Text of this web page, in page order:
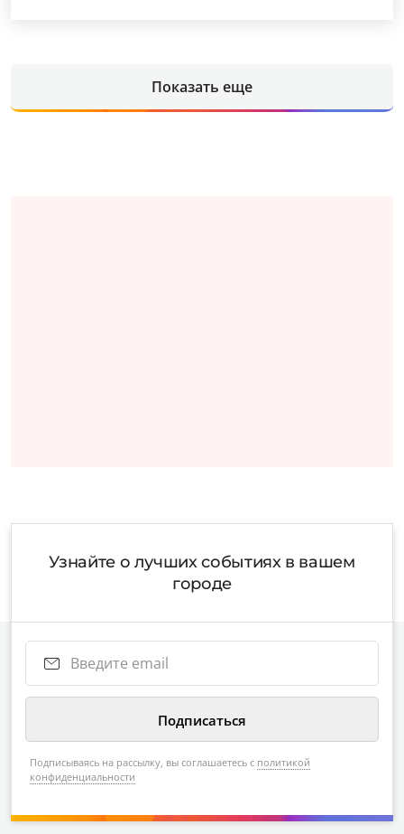
Показать еще
Узнайте о лучших событиях в вашем
городе
Подписываясь на рассылку, вы соглашаетесь с политикой
конфиденциальности